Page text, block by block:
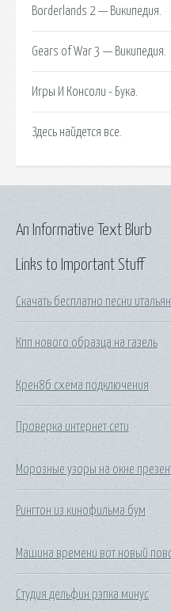
Borderlands 2 — Википедия.
Gears of War 3 — Википедия.
Игры И Консоли - Бука.
Здесь найдется все.
Links to Important Stuff
Скачать бесплатно песни
Кпп нового образца на газель
Крен8б схема подключения
Проверка интернет сети
Морозные узоры на окне
Рингтон из кинофильма бум
Машина времени вот новый
Студия дельфин рэпка минус
An Informative Text Blurb